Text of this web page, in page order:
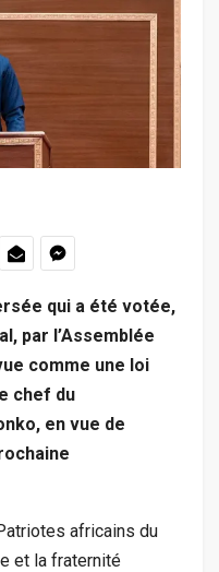
qui a été votée,
par l’Assemblée
comme une loi
chef du
en vue de
africains du
et la fraternité